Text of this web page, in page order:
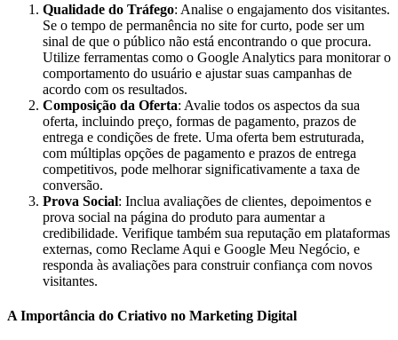
Qualidade do Tráfego: Analise o engajamento dos visitantes.
Se o tempo de permanência no site for curto, pode ser um
sinal de que o público não está encontrando o que procura.
Utilize ferramentas como o Google Analytics para monitorar o
comportamento do usuário e ajustar suas campanhas de
acordo com os resultados.
Composição da Oferta: Avalie todos os aspectos da sua
oferta, incluindo preço, formas de pagamento, prazos de
entrega e condições de frete. Uma oferta bem estruturada,
com múltiplas opções de pagamento e prazos de entrega
competitivos, pode melhorar significativamente a taxa de
conversão.
Prova Social: Inclua avaliações de clientes, depoimentos e
prova social na página do produto para aumentar a
credibilidade. Verifique também sua reputação em plataformas
externas, como Reclame Aqui e Google Meu Negócio, e
responda às avaliações para construir confiança com novos
visitantes.
A Importância do Criativo no Marketing Digital